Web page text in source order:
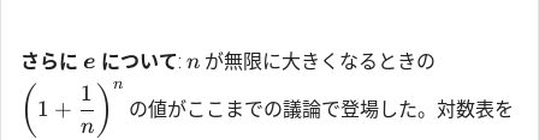
さらに e について: n が無限に大きくなるときの
( 1 +
n
1 ) n
の値がここまでの議論で登場した。対数表を